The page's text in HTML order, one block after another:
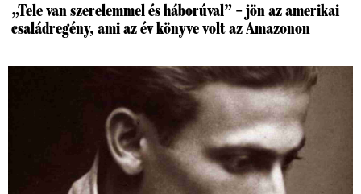
„Tele van szerelemmel és háborúval” – jön az amerikai
családregény, ami az év könyve volt az Amazonon